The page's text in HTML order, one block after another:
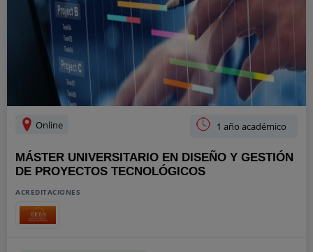
Online 1 año académico
MÁSTER UNIVERSITARIO EN DISEÑO Y GESTIÓN
DE PROYECTOS TECNOLÓGICOS
ACREDITACIONES